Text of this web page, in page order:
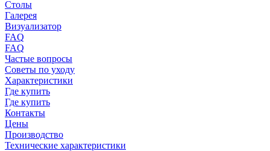
Столы
Галерея
Визуализатор
FAQ
FAQ
Частые вопросы
Советы по уходу
Характеристики
Где купить
Где купить
Контакты
Цены
Производство
Технические характеристики